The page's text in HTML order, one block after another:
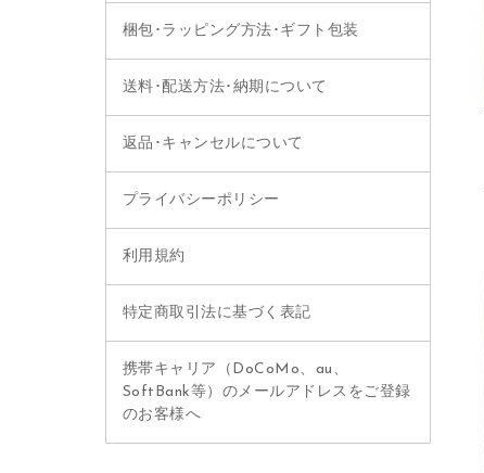
梱包･ラッピング方法･ギフト包装
送料･配送方法･納期について
返品･キャンセルについて
プライバシーポリシー
利用規約
特定商取引法に基づく表記
携帯キャリア（DoCoMo、au、
SoftBank等）のメールアドレスをご登録
のお客様へ